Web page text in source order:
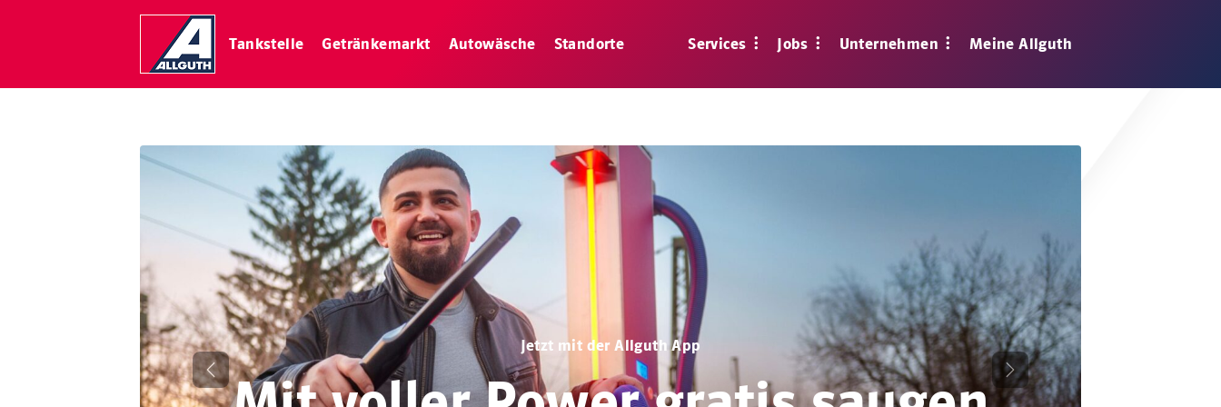
Tankstelle Getränkemarkt Autowäsche Standorte Services Jobs Unternehmen Meine Allguth
Jetzt mit der Allguth App
Zurück Weiter